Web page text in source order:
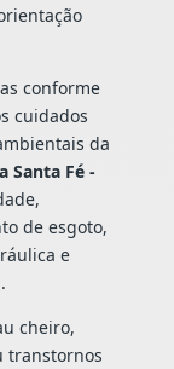
conforme
cuidados
da
Santa Fé -
de esgoto,
e
cheiro,
transtornos